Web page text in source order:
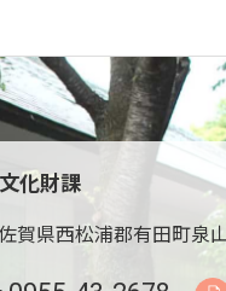
化財課
賀県西松浦郡有田町泉